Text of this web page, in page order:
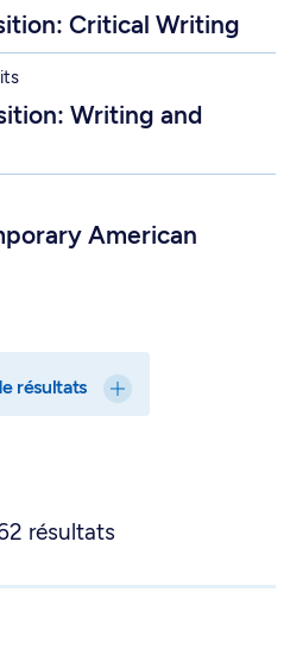
Critical Writing
Writing and
American
résultats
résultats